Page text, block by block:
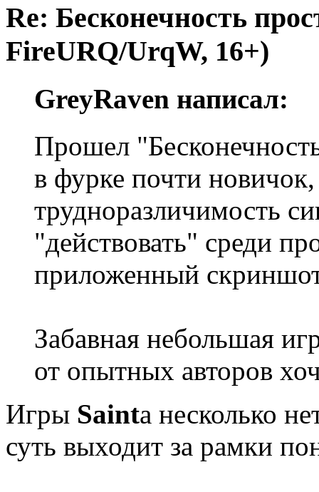
Re: Бесконечность
FireURQ/UrqW, 16+)
GreyRaven написал:
Прошел
в фурке почти
трудноразличимость
"действовать" среди
приложенный
Забавная небольшая
от опытных авторов
Игры Saintа несколько
суть выходит за рамки